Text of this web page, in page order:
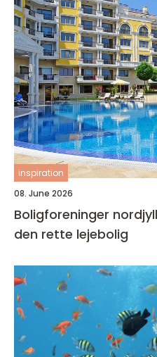
inspiration
08. June 2026
Boligforeninger nordjylland sådan
den rette lejebolig